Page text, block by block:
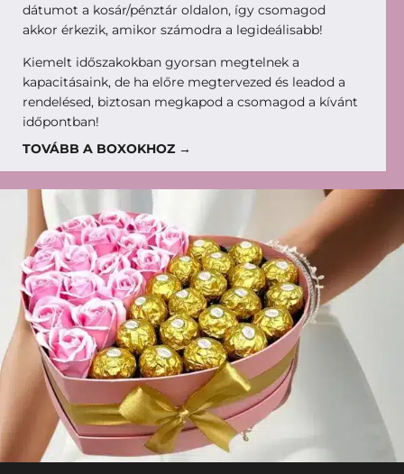
dátumot a kosár/pénztár oldalon, így csomagod
akkor érkezik, amikor számodra a legideálisabb!
Kiemelt időszakokban gyorsan megtelnek a
kapacitásaink, de ha előre megtervezed és leadod a
rendelésed, biztosan megkapod a csomagod a kívánt
időpontban!
TOVÁBB A BOXOKHOZ →